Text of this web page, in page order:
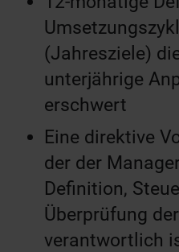
(Jahresziele)
unterjährige
erschwert
Eine direktive
der der
Definition,
Überprüfung
verantwortlich